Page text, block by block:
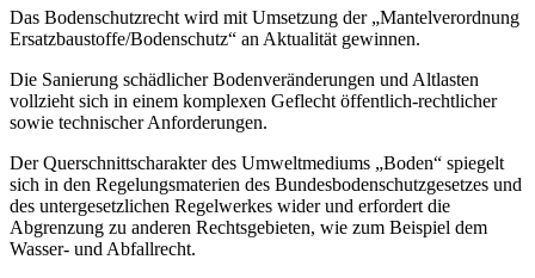
Das Bodenschutzrecht wird mit Umsetzung der „Mantelverordnung
Ersatzbaustoffe/Bodenschutz“ an Aktualität gewinnen.
Die Sanierung schädlicher Bodenveränderungen und Altlasten
vollzieht sich in einem komplexen Geflecht öffentlich-rechtlicher
sowie technischer Anforderungen.
Der Querschnittscharakter des Umweltmediums „Boden“ spiegelt
sich in den Regelungsmaterien des Bundesbodenschutzgesetzes und
des untergesetzlichen Regelwerkes wider und erfordert die
Abgrenzung zu anderen Rechtsgebieten, wie zum Beispiel dem
Wasser- und Abfallrecht.